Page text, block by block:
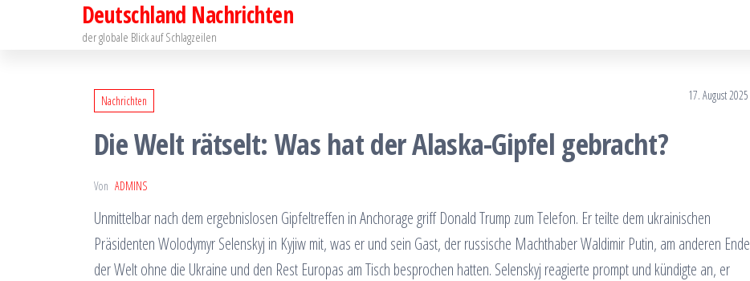
Deutschland Nachrichten
der globale Blick auf Schlagzeilen
Nachrichten 17. August 2025
Die Welt rätselt: Was hat der Alaska-Gipfel gebracht?
Von ADMINS
Unmittelbar nach dem ergebnislosen Gipfeltreffen in Anchorage griff Donald Trump zum Telefon. Er teilte dem ukrainischen
Präsidenten Wolodymyr Selenskyj in Kyjiw mit, was er und sein Gast, der russische Machthaber Waldimir Putin, am anderen Ende
der Welt ohne die Ukraine und den Rest Europas am Tisch besprochen hatten. Selenskyj reagierte prompt und kündigte an, er